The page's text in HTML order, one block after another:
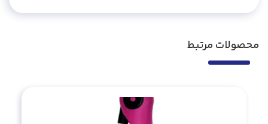
محصولات مرتبط